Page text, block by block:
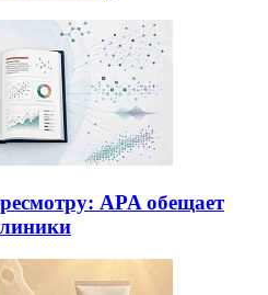
APA обещает